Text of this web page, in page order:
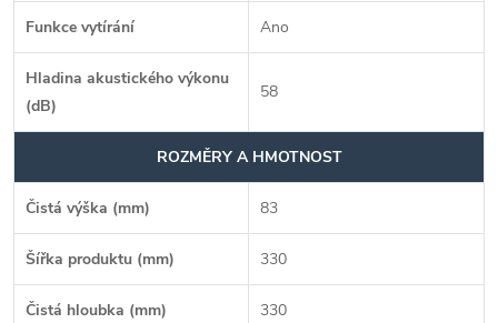
Funkce vytírání Ano
Hladina akustického výkonu
(dB)
58
ROZMĚRY A HMOTNOST
Čistá výška (mm) 83
Šířka produktu (mm) 330
Čistá hloubka (mm) 330